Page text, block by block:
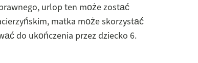
urlop ten może zostać
matka może skorzystać
do ukończenia przez dziecko 6.